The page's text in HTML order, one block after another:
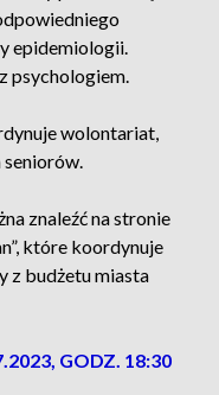
epidemiologii.
psychologiem.
wolontariat,
seniorów.
znaleźć na stronie
które koordynuje
z budżetu miasta
GODZ. 18:30